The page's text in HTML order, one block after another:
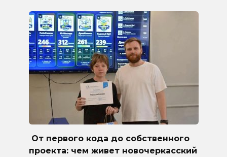
От первого кода до собственного
проекта: чем живет новочеркасский